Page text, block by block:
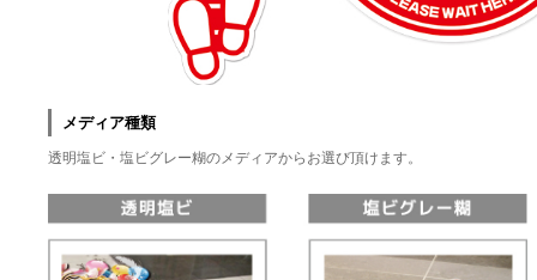
メディア種類
透明塩ビ・塩ビグレー糊のメディアからお選び頂けます。